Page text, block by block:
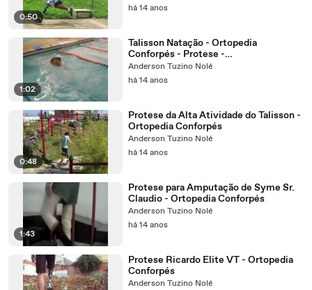
0:50
há 14 anos
1:02
Talisson Natação - Ortopedia
Conforpés - Protese -
www.conforpes.com.br
Anderson Tuzino Nolé
há 14 anos
0:48
Protese da Alta Atividade do Talisson -
Ortopedia Conforpés
Anderson Tuzino Nolé
há 14 anos
1:43
Protese para Amputação de Syme Sr.
Claudio - Ortopedia Conforpés
Anderson Tuzino Nolé
há 14 anos
Protese Ricardo Elite VT - Ortopedia
Conforpés
Anderson Tuzino Nolé